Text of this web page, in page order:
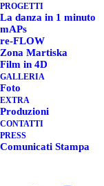
PROGETTI
La danza in 1 minuto
mAPs
re-FLOW
Zona Martiska
Film in 4D
GALLERIA
Foto
EXTRA
Produzioni
CONTATTI
PRESS
Comunicati Stampa
AI
24 novembre –